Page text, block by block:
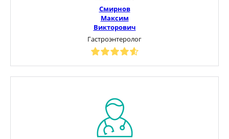
Смирнов
Максим
Викторович
Гастроэнтеролог